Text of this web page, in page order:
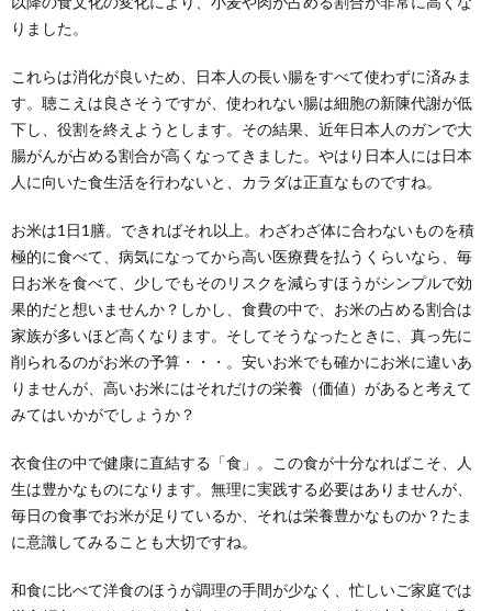
りました。
これらは消化が良いため、日本人の長い腸をすべて使わずに済みま
す。聴こえは良さそうですが、使われない腸は細胞の新陳代謝が低
下し、役割を終えようとします。その結果、近年日本人のガンで大
腸がんが占める割合が高くなってきました。やはり日本人には日本
人に向いた食生活を行わないと、カラダは正直なものですね。
お米は1日1膳。できればそれ以上。わざわざ体に合わないものを積
極的に食べて、病気になってから高い医療費を払うくらいなら、毎
日お米を食べて、少しでもそのリスクを減らすほうがシンプルで効
果的だと想いませんか？しかし、食費の中で、お米の占める割合は
家族が多いほど高くなります。そしてそうなったときに、真っ先に
削られるのがお米の予算・・・。安いお米でも確かにお米に違いあ
りませんが、高いお米にはそれだけの栄養（価値）があると考えて
みてはいかがでしょうか？
衣食住の中で健康に直結する「食」。この食が十分なればこそ、人
生は豊かなものになります。無理に実践する必要はありませんが、
毎日の食事でお米が足りているか、それは栄養豊かなものか？たま
に意識してみることも大切ですね。
和食に比べて洋食のほうが調理の手間が少なく、忙しいご家庭では